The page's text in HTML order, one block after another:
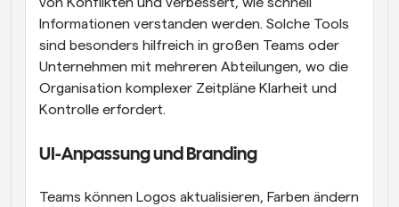
Informationen verstanden werden. Solche Tools
sind besonders hilfreich in großen Teams oder
Unternehmen mit mehreren Abteilungen, wo die
Organisation komplexer Zeitpläne Klarheit und
Kontrolle erfordert.
UI-Anpassung und Branding
Teams können Logos aktualisieren, Farben ändern